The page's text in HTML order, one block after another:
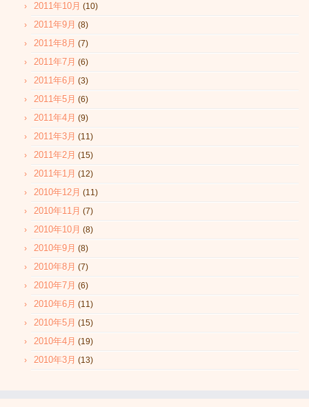
2011年10月 (10)
2011年9月 (8)
2011年8月 (7)
2011年7月 (6)
2011年6月 (3)
2011年5月 (6)
2011年4月 (9)
2011年3月 (11)
2011年2月 (15)
2011年1月 (12)
2010年12月 (11)
2010年11月 (7)
2010年10月 (8)
2010年9月 (8)
2010年8月 (7)
2010年7月 (6)
2010年6月 (11)
2010年5月 (15)
2010年4月 (19)
2010年3月 (13)